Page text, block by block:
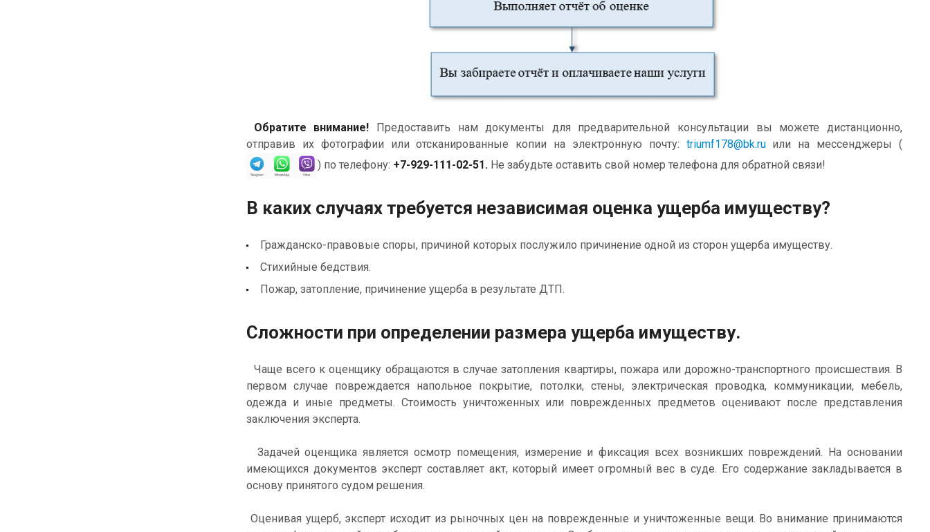
Обратите внимание! Предоставить нам документы для предварительной консультации вы можете дистанционно,
отправив их фотографии или отсканированные копии на электронную почту: triumf178@bk.ruили на мессенджеры (
) по телефону: +7-929-111-02-51. Не забудьте оставить свой номер телефона для обратной связи!
В каких случаях требуется независимая оценка ущерба имуществу?
Гражданско-правовые споры, причиной которых послужило причинение одной из сторон ущерба имуществу.
Стихийные бедствия.
Пожар, затопление, причинение ущерба в результате ДТП.
Сложности при определении размера ущерба имуществу.
Чаще всего к оценщику обращаются в случае затопления квартиры, пожара или дорожно-транспортного происшествия. В
первом случае повреждается напольное покрытие, потолки, стены, электрическая проводка, коммуникации, мебель,
одежда и иные предметы. Стоимость уничтоженных или поврежденных предметов оценивают после представления
заключения эксперта.
Задачей оценщика является осмотр помещения, измерение и фиксация всех возникших повреждений. На основании
имеющихся документов эксперт составляет акт, который имеет огромный вес в суде. Его содержание закладывается в
основу принятого судом решения.
Оценивая ущерб, эксперт исходит из рыночных цен на поврежденные и уничтоженные вещи. Во внимание принимаются